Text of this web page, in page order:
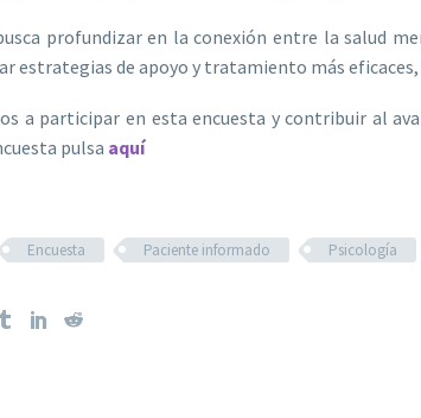
profundizar en la conexión entre la salud
estrategias de apoyo y tratamiento más
a participar en esta encuesta y contribuir al
pulsa aquí
Encuesta Paciente informado Psicología